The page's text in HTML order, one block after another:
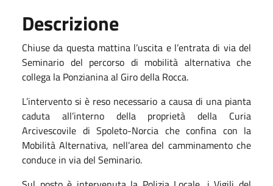
Descrizione
Chiuse da questa mattina l’uscita e l’entrata di via del
Seminario del percorso di mobilità alternativa che
collega la Ponzianina al Giro della Rocca.
L’intervento si è reso necessario a causa di una pianta
caduta all’interno della proprietà della Curia
Arcivescovile di Spoleto-Norcia che confina con la
Mobilità Alternativa, nell’area del camminamento che
conduce in via del Seminario.